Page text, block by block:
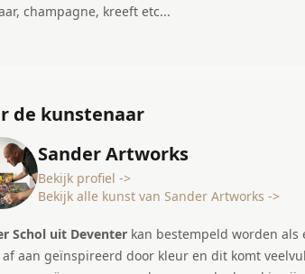
champagne, kreeft etc...
de kunstenaar
Sander Artworks
Bekijk profiel ->
Bekijk alle kunst van Sander Artworks ->
Schol uit Deventer kan bestempeld worden als een
af aan geïnspireerd door kleur en dit komt